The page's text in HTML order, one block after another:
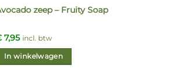
zeep – Fruity Soap
7,95 incl. btw
In winkelwagen